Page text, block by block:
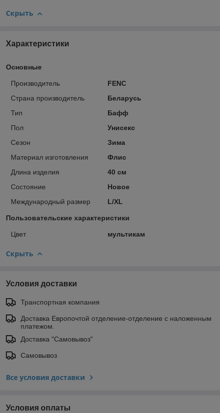
Скрыть
Характеристики
Основные
Производитель
FENC
Страна производитель
Беларусь
Тип
Бафф
Пол
Унисекс
Сезон
Зима
Материал изготовления
Флис
Длина изделия
40 см
Состояние
Новое
Международный размер
L/XL
Пользовательские характеристики
Цвет мультикам
Скрыть
Условия доставки
Транспортная компания
Доставка Европочтой отделение-отделение с наложенным
платежом.
Доставка "Самовывоз"
Самовывоз
Все условия доставки
Условия оплаты